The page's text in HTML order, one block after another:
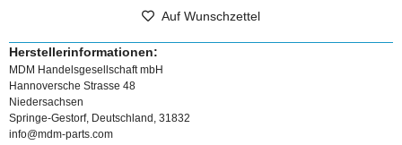
Auf Wunschzettel
Herstellerinformationen:
MDM Handelsgesellschaft mbH
Hannoversche Strasse 48
Niedersachsen
Springe-Gestorf, Deutschland, 31832
info@mdm-parts.com